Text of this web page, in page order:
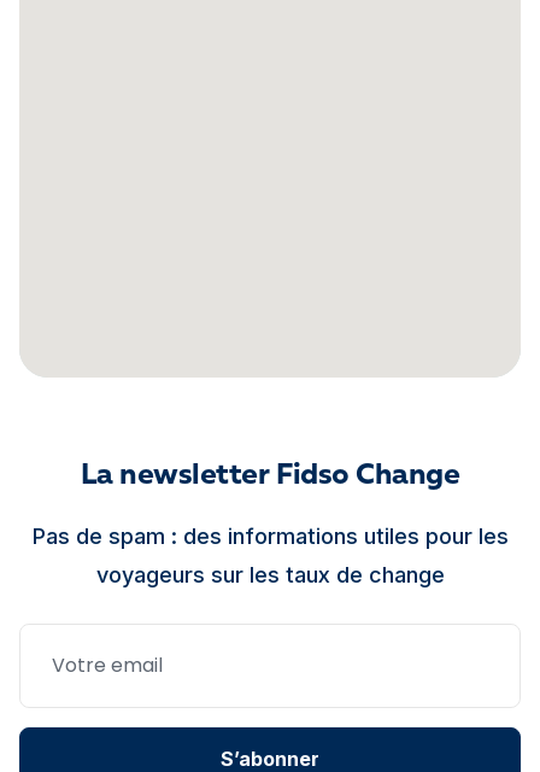
La newsletter Fidso Change
Pas de spam : des informations utiles pour les
voyageurs sur les taux de change
S’abonner